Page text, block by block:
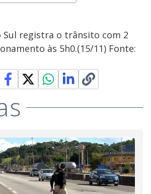
Sul registra o trânsito com 2
às 5h0.(15/11) Fonte: